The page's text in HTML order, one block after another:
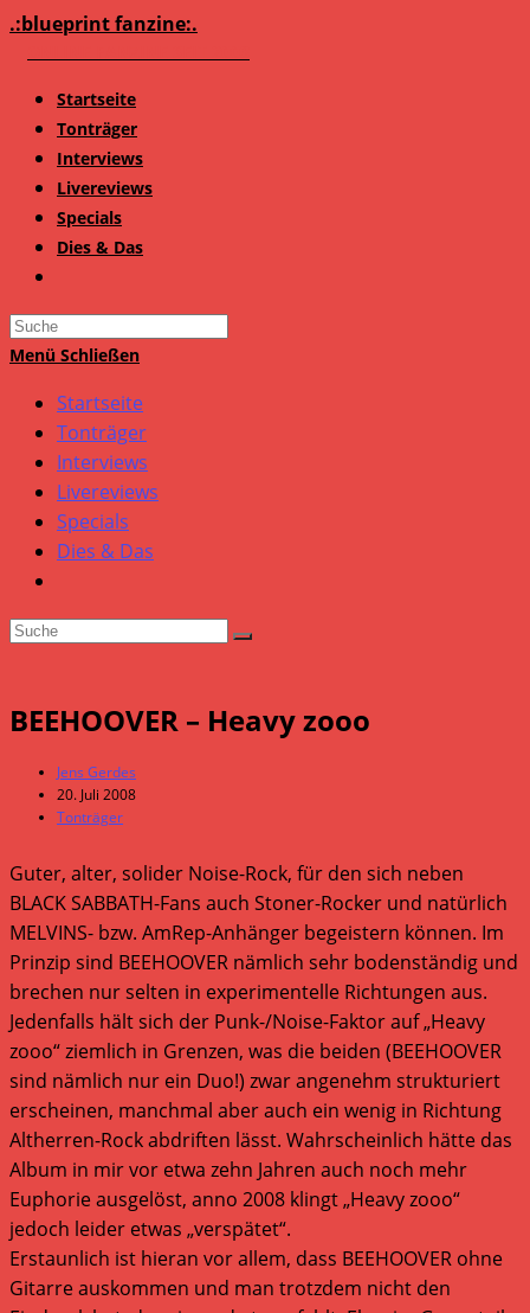
Zum
.:blueprint fanzine:.
Startseite
Tonträger
Interviews
Livereviews
Specials
Dies & Das
Search
this
Menü Schließen
Startseite
Tonträger
Interviews
Livereviews
Specials
Dies & Das
BEEHOOVER – Heavy zooo
Beitrags-
Autor:
Jens Gerdes
Beitrag
veröffentlicht:
20. Juli 2008
Beitrags-
Tonträger
Guter, alter, solider Noise-Rock, für den sich neben
BLACK SABBATH-Fans auch Stoner-Rocker und natürlich
MELVINS- bzw. AmRep-Anhänger begeistern können. Im
Prinzip sind BEEHOOVER nämlich sehr bodenständig und
brechen nur selten in experimentelle Richtungen aus.
Jedenfalls hält sich der Punk-/Noise-Faktor auf „Heavy
zooo“ ziemlich in Grenzen, was die beiden (BEEHOOVER
sind nämlich nur ein Duo!) zwar angenehm strukturiert
erscheinen, manchmal aber auch ein wenig in Richtung
Altherren-Rock abdriften lässt. Wahrscheinlich hätte das
Album in mir vor etwa zehn Jahren auch noch mehr
Euphorie ausgelöst, anno 2008 klingt „Heavy zooo“
jedoch leider etwas „verspätet“.
Erstaunlich ist hieran vor allem, dass BEEHOOVER ohne
Gitarre auskommen und man trotzdem nicht den